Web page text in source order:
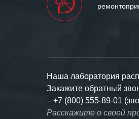
Наша лаборатория
Закажите обратный
– +7 (800) 555-89-01
Расскажите о своей